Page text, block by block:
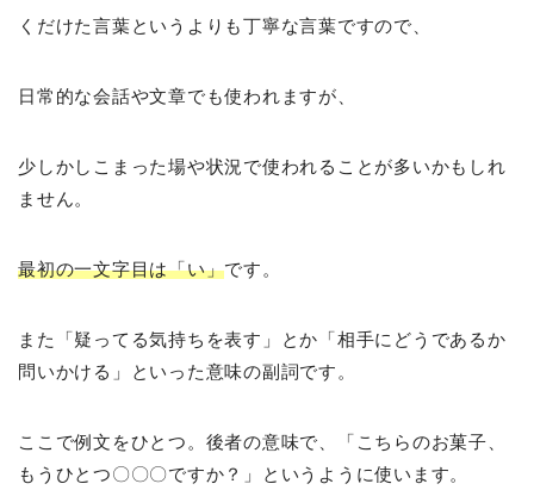
くだけた言葉というよりも丁寧な言葉ですので、
日常的な会話や文章でも使われますが、
少しかしこまった場や状況で使われることが多いかもしれ
ません。
最初の一文字目は「い」です。
また「疑ってる気持ちを表す」とか「相手にどうであるか
問いかける」といった意味の副詞です。
ここで例文をひとつ。後者の意味で、「こちらのお菓子、
もうひとつ〇〇〇ですか？」というように使います。